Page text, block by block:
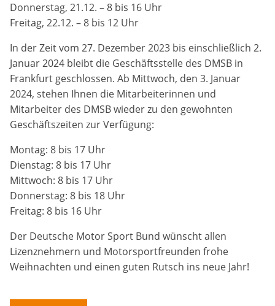
Donnerstag, 21.12. – 8 bis 16 Uhr
Freitag, 22.12. – 8 bis 12 Uhr
In der Zeit vom 27. Dezember 2023 bis einschließlich 2.
Januar 2024 bleibt die Geschäftsstelle des DMSB in
Frankfurt geschlossen. Ab Mittwoch, den 3. Januar
2024, stehen Ihnen die Mitarbeiterinnen und
Mitarbeiter des DMSB wieder zu den gewohnten
Geschäftszeiten zur Verfügung:
Montag: 8 bis 17 Uhr
Dienstag: 8 bis 17 Uhr
Mittwoch: 8 bis 17 Uhr
Donnerstag: 8 bis 18 Uhr
Freitag: 8 bis 16 Uhr
Der Deutsche Motor Sport Bund wünscht allen
Lizenznehmern und Motorsportfreunden frohe
Weihnachten und einen guten Rutsch ins neue Jahr!
Name:
gw-cookie-bgimage
Anbieter:
DMSB
Zweck:
Dieser Cookie speichert Informationen zu
verwendeten Hintergrundbildern der Website.
Cookie Laufzeit:
24 Stunden
Cookie Consent
cookie_consent